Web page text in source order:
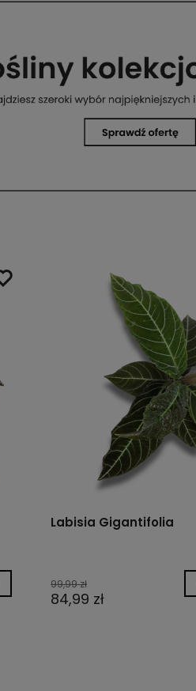
Labisia Gigantifolia
99,99 zł
84,99 zł